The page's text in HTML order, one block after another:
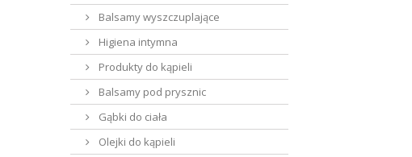
Balsamy wyszczuplające
Higiena intymna
Produkty do kąpieli
Balsamy pod prysznic
Gąbki do ciała
Olejki do kąpieli